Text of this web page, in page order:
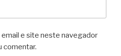
email e site neste navegador
comentar.